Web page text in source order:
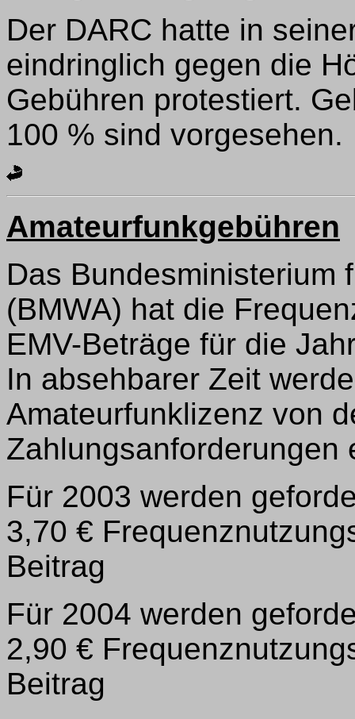
Der DARC hatte in
eindringlich gegen die
Gebühren protestiert.
100 % sind vorgesehen.
Amateurfunkgebühren
Das Bundesministerium
(BMWA) hat die
EMV-Beträge für die
In absehbarer Zeit
Amateurfunklizenz von
Zahlungsanforderungen
Für 2003 werden
3,70 €
Beitrag
Für 2004 werden
2,90 €
Beitrag